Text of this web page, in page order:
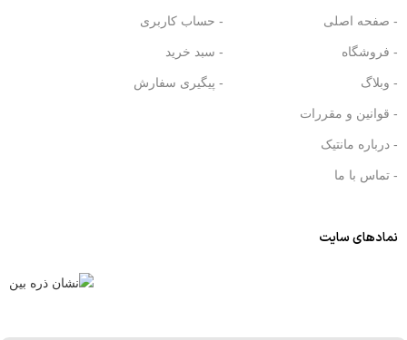
- صفحه اصلی
- فروشگاه
- وبلاگ
- قوانین و مقررات
- درباره مانتیک
- تماس با ما
- حساب کاربری
- سبد خرید
- پیگیری سفارش
نمادهای سایت